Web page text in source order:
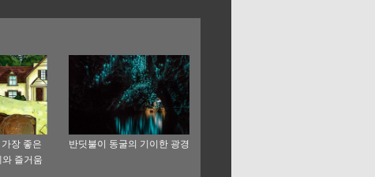
장 좋은
즐거움
반딧불이 동굴의 기이한 광경